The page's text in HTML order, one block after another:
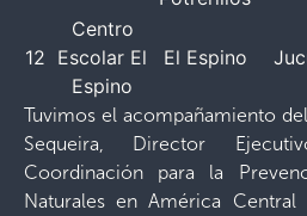
12
Centro
Escolar El
Espino
El Espino
Tuvimos el acompañamiento
Sequeira, Director
Coordinación para la
Naturales en América Central